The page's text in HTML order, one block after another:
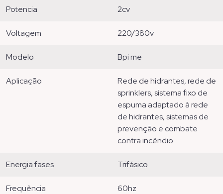
potencia 2cv
voltagem 220/380v
modelo bpi me
aplicação
rede de hidrantes, rede de
sprinklers, sistema fixo de
espuma adaptado à rede
de hidrantes, sistemas de
prevenção e combate
contra incêndio.
energia fases trifásico
frequência 60hz